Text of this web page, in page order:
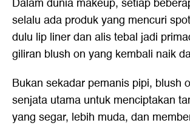
Dalam dunia makeup, setiap
selalu ada produk yang mencuri
dulu lip liner dan alis tebal jadi
giliran blush on yang kembali naik
Bukan sekadar pemanis pipi, blush
senjata utama untuk menciptakan
yang segar, lebih muda, dan